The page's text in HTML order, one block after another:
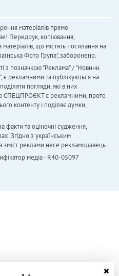
матеріалів пряме
Передрук, копіювання,
що містять посилання на
Фото Група", заборонено.
з позначкою "Реклама" / "Новини
є рекламними та публікуються на
погляди, які в них
СПЕЦПРОЄКТ є рекламними, проте
контенту і поділяє думки,
факти та оціночні судження,
Згідно з українським
зміст реклами несе рекламодавець.
медіа - R40-05097